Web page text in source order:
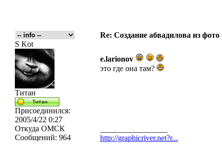
Re: Создание абвадилова из
S Kot
Титан
Присоединился:
2005/4/22 0:27
Откуда ОМСК
Сообщений: 964
e.larionov
это где она там?
http://graphicriver.net?r...